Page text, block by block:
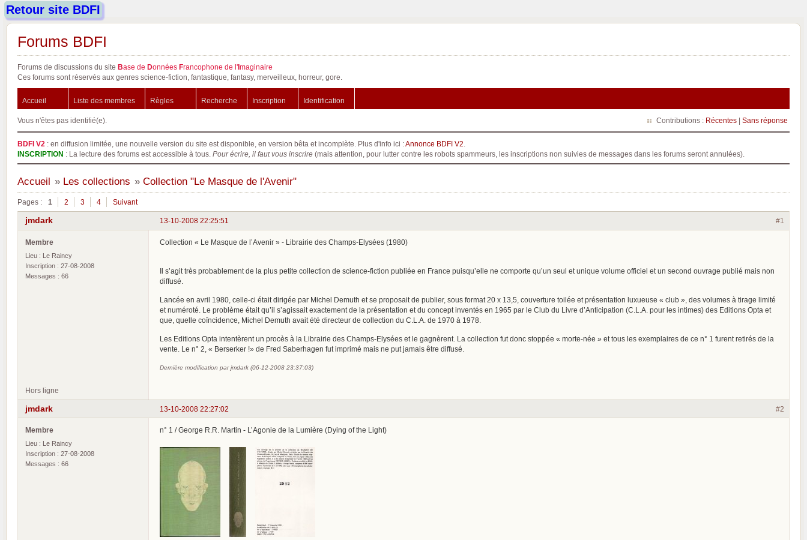
Retour site BDFI
Forums BDFI
Forums de discussions du site Base de Données Francophone de l'Imaginaire
Ces forums sont réservés aux genres science-fiction, fantastique, fantasy, merveilleux, horreur, gore.
Accueil Liste des membres Règles Recherche Inscription Identification
Vous n'êtes pas identifié(e). Contributions : Récentes | Sans réponse
BDFI V2 : en diffusion limitée, une nouvelle version du site est disponible, en version bêta et incomplète. Plus d'info ici :Annonce BDFI V2
INSCRIPTION : La lecture des forums est accessible à tous. Pour écrire, il faut vous inscrire (mais attention, pour lutter contre les robots spammeurs, les inscriptions non suivies de messages dans les forums seront annulées).
Accueil » Les collections » Collection "Le Masque de l'Avenir"
Pages : 1 2 3 4 Suivant
#1
13-10-2008 22:25:51
jmdark
Membre
Lieu : Le Raincy
Inscription : 27-08-2008
Messages : 66
Collection « Le Masque de l’Avenir » - Librairie des Champs-Elysées (1980)
Il s’agit très probablement de la plus petite collection de science-fiction publiée en France puisqu’elle ne comporte qu’un seul et unique volume officiel et un second ouvrage publié mais non
diffusé.
Lancée en avril 1980, celle-ci était dirigée par Michel Demuth et se proposait de publier, sous format 20 x 13,5, couverture toilée et présentation luxueuse « club », des volumes à tirage limité
et numéroté. Le problème était qu’il s’agissait exactement de la présentation et du concept inventés en 1965 par le Club du Livre d’Anticipation (C.L.A. pour les intimes) des Editions Opta et
que, quelle coïncidence, Michel Demuth avait été directeur de collection du C.L.A. de 1970 à 1978.
Les Editions Opta intentèrent un procès à la Librairie des Champs-Elysées et le gagnèrent. La collection fut donc stoppée « morte-née » et tous les exemplaires de ce n° 1 furent retirés de la
vente. Le n° 2, « Berserker !» de Fred Saberhagen fut imprimé mais ne put jamais être diffusé.
Dernière modification par jmdark (06-12-2008 23:37:03)
Hors ligne
#2
13-10-2008 22:27:02
jmdark
Membre
Lieu : Le Raincy
Inscription : 27-08-2008
Messages : 66
n° 1 / George R.R. Martin - L’Agonie de la Lumière (Dying of the Light)